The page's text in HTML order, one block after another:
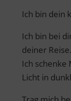
Ich bin dein
Ich bin bei
deiner Reise.
Ich
Licht in